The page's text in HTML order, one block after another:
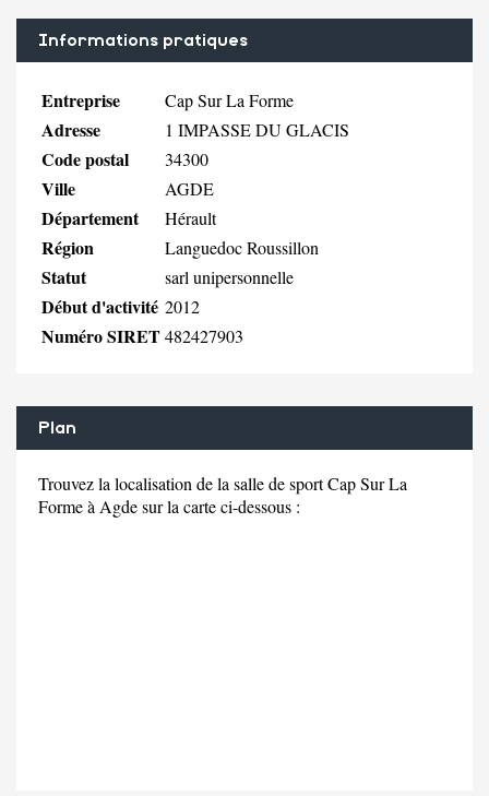
Informations pratiques
Entreprise Cap Sur La Forme
Adresse 1 IMPASSE DU GLACIS
Code postal 34300
Ville AGDE
Département Hérault
Région Languedoc Roussillon
Statut sarl unipersonnelle
Début d'activité 2012
Numéro SIRET482427903
Plan
Trouvez la localisation de la salle de sport Cap Sur La
Forme à Agde sur la carte ci-dessous :